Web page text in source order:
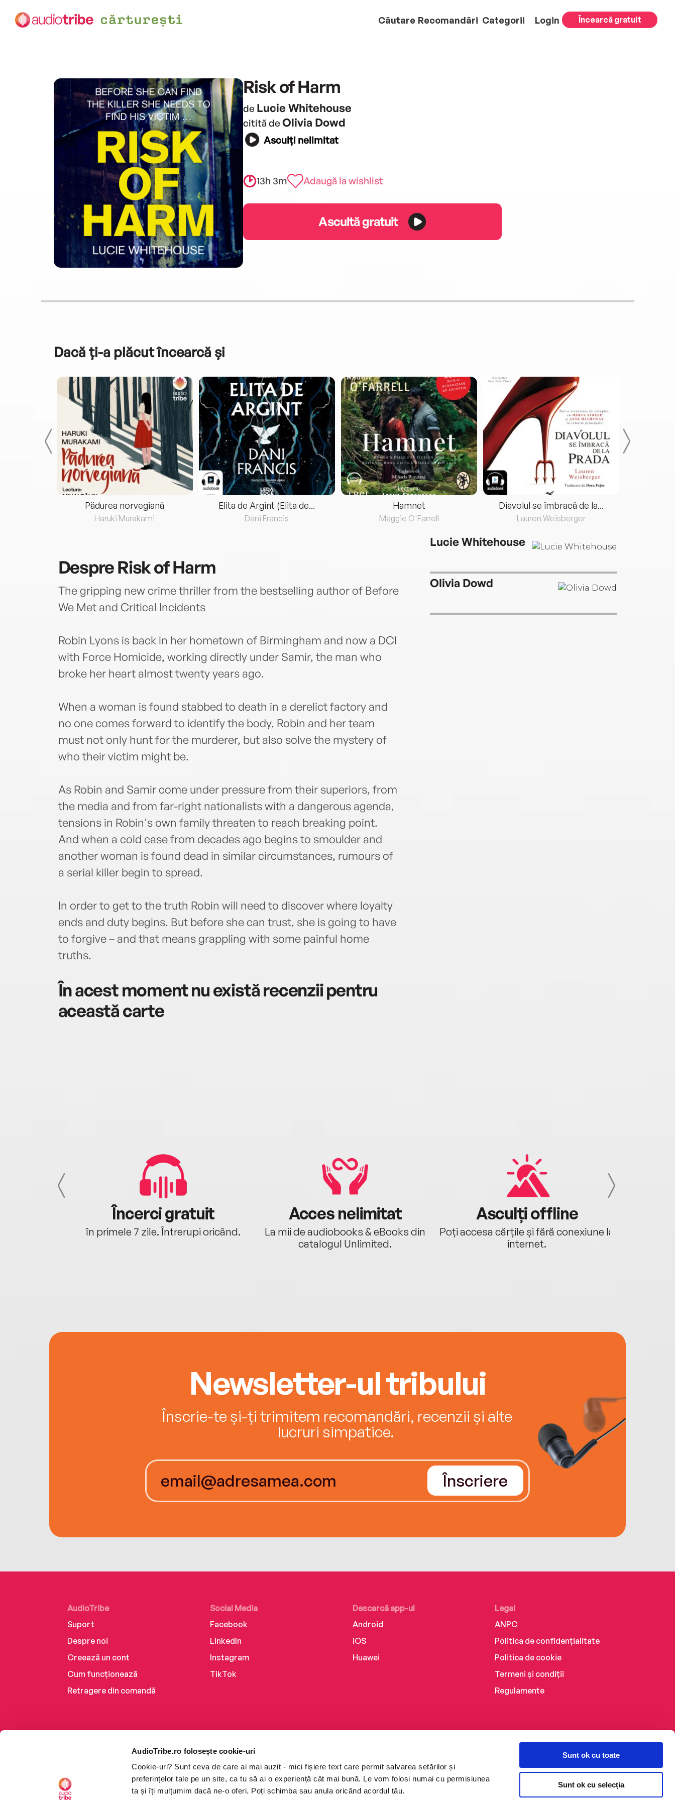
AudioTribe.ro folosește cookie-uri
Cookie-uri? Sunt ceva de care ai mai auzit - mici fișiere text care permit salvarea setărilor și
preferințelor tale pe un site, ca tu să ai o experiență cât mai bună. Le vom folosi numai cu permisiunea
ta și îți mulțumim dacă ne-o oferi. Poți schimba sau anula oricând acordul tău.
Sunt ok cu toate
Sunt ok cu selecția
Căutare Recomandări Categorii Login Încearcă gratuit
Risk of Harm
de Lucie Whitehouse
citită de Olivia Dowd
Asculți nelimitat
13h 3m Adaugă la wishlist
Ascultă gratuit
Dacă ți-a plăcut încearcă și
Pădurea norvegiană
Haruki Murakami
Elita de Argint (Elita de...
Dani Francis
Hamnet
Maggie O'Farrell
Diavolul se îmbracă de la...
Lauren Weisberger
DespreRisk of Harm
The gripping new crime thriller from the bestselling author of Before
We Met and Critical Incidents
Robin Lyons is back in her hometown of Birmingham and now a DCI
with Force Homicide, working directly under Samir, the man who
broke her heart almost twenty years ago.
When a woman is found stabbed to death in a derelict factory and
no one comes forward to identify the body, Robin and her team
must not only hunt for the murderer, but also solve the mystery of
who their victim might be.
As Robin and Samir come under pressure from their superiors, from
the media and from far-right nationalists with a dangerous agenda,
tensions in Robin's own family threaten to reach breaking point.
And when a cold case from decades ago begins to smoulder and
another woman is found dead in similar circumstances, rumours of
a serial killer begin to spread.
In order to get to the truth Robin will need to discover where loyalty
ends and duty begins. But before she can trust, she is going to have
to forgive – and that means grappling with some painful home
truths.
În acest moment nu există recenzii pentru
această carte
Lucie Whitehouse
Olivia Dowd
Încerci gratuit
în primele 7 zile. Întrerupi oricând.
Acces nelimitat
La mii de audiobooks & eBooks din
catalogul Unlimited.
Asculți offline
Poți accesa cărțile și fără conexiune la
internet.
Newsletter-ul tribului
Înscrie-te și-ți trimitem recomandări, recenzii și alte
lucruri simpatice.
Înscriere
AudioTribe
Suport
Despre noi
Creează un cont
Cum funcționează
Retragere din comandă
Social Media
Facebook
LinkedIn
Instagram
TikTok
Descarcă app-ul
Android
iOS
Huawei
Legal
ANPC
Politica de confidențialitate
Politica de cookie
Termeni și condiții
Regulamente